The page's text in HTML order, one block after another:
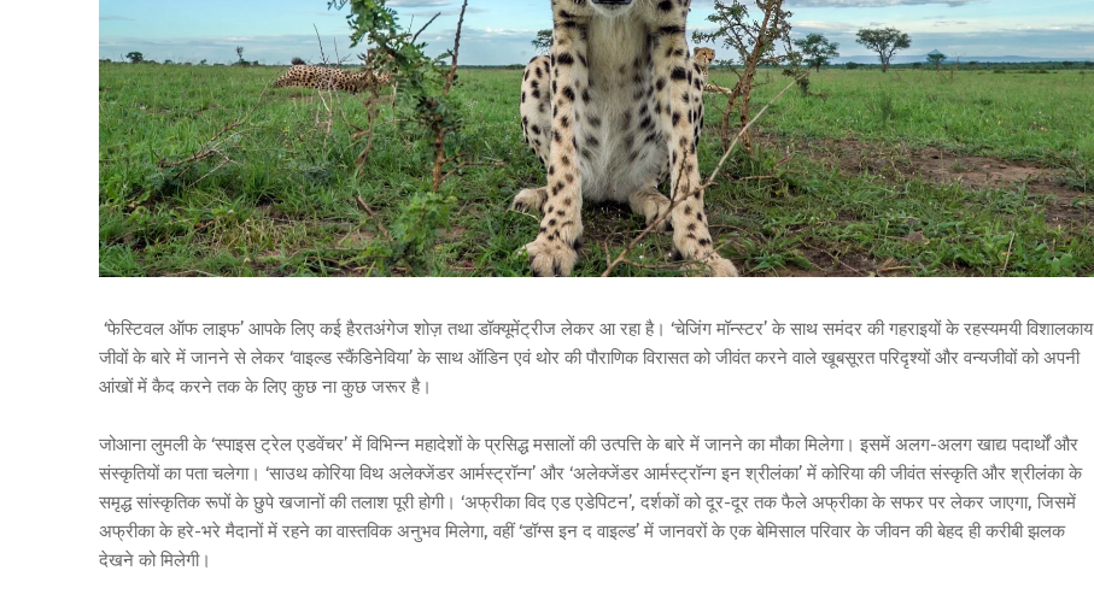
‘फेस्टिवल ऑफ लाइफ’ आपके लिए कई हैरतअंगेज शोज़ तथा डॉक्यूमेंट्रीज लेकर आ रहा है। ‘चेजिंग मॉन्‍स्‍टर’ के साथ समंदर की गहराइयों के रहस्यमयी विशालकाय
जीवों के बारे में जानने से लेकर ‘वाइल्‍ड स्‍कैंडिनेविया’ के साथ ऑडिन एवं थोर की पौराणिक विरासत को जीवंत करने वाले खूबसूरत परिदृश्यों और वन्यजीवों को अपनी
आंखों में कैद करने तक के लिए कुछ ना कुछ जरूर है।
जोआना लुमली के ‘स्पाइस ट्रेल एडवेंचर’ में विभिन्न महादेशों के प्रसिद्ध मसालों की उत्पत्ति के बारे में जानने का मौका मिलेगा। इसमें अलग-अलग खाद्य पदार्थों और
संस्कृतियों का पता चलेगा। ‘साउथ कोरिया विथ अलेक्जेंडर आर्मस्ट्रॉन्ग’ और ‘अलेक्जेंडर आर्मस्ट्रॉन्ग इन श्रीलंका’ में कोरिया की जीवंत संस्कृति और श्रीलंका के
समृद्ध सांस्कृतिक रूपों के छुपे खजानों की तलाश पूरी होगी। ‘अफ्रीका विद एड एडेपिटन’, दर्शकों को दूर-दूर तक फैले अफ्रीका के सफर पर लेकर जाएगा, जिसमें
अफ्रीका के हरे-भरे मैदानों में रहने का वास्तविक अनुभव मिलेगा, वहीं ‘डॉग्स इन द वाइल्ड’ में जानवरों के एक बेमिसाल परिवार के जीवन की बेहद ही करीबी झलक
देखने को मिलेगी।